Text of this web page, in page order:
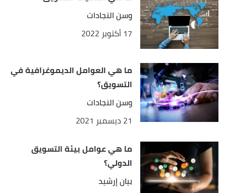
↑
Indeed Editorial Team, "10 Common Careers in
Marketing (Plus Salaries and Tips for Success)",
indeed. Edited.
وسن النجادات
17 أكتوبر 2022
ما هي العوامل الديموغرافية في
التسويق؟
وسن النجادات
21 ديسمبر 2021
ما هي عوامل بيئة التسويق
الدولي؟
بيان إرشيد